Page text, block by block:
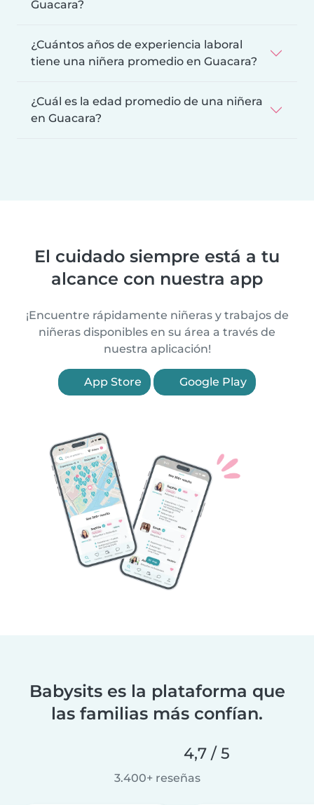
Guacara?
¿Cuántos años de experiencia laboral
tiene una niñera promedio en Guacara?
¿Cuál es la edad promedio de una niñera
en Guacara?
El cuidado siempre está a tu
alcance con nuestra app
¡Encuentre rápidamente niñeras y trabajos de
niñeras disponibles en su área a través de
nuestra aplicación!
App Store Google Play
Babysits es la plataforma que
las familias más confían.
4,7 / 5
3.400+ reseñas